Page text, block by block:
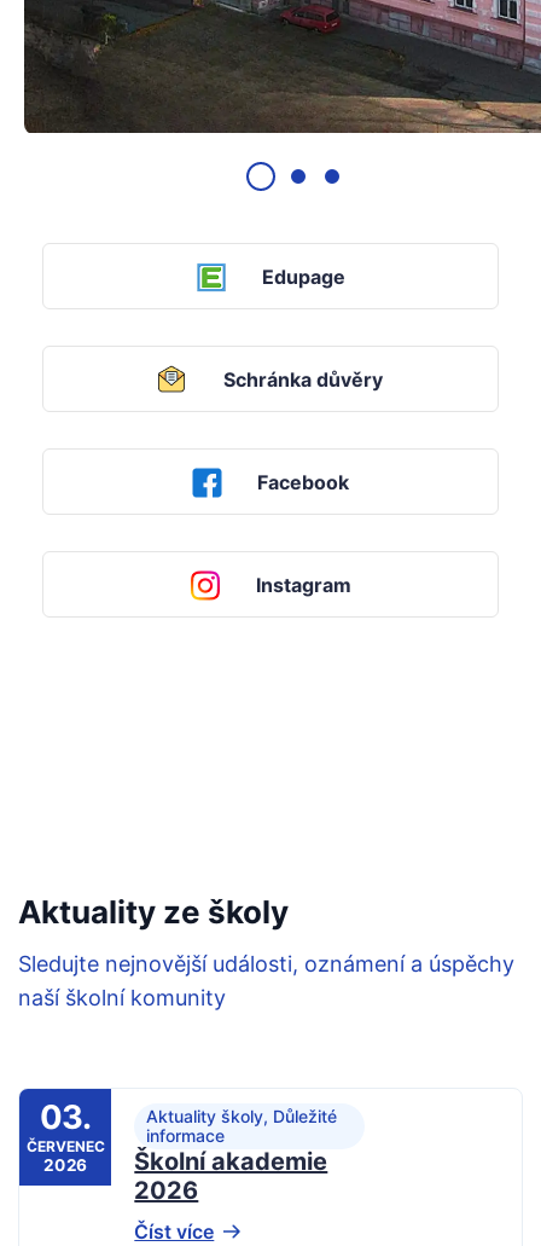
Edupage
Schránka důvěry
Facebook
Instagram
Aktuality ze školy
Sledujte nejnovější události, oznámení a úspěchy
naší školní komunity
03.
ČERVENEC
2026
Aktuality školy, Důležité
informace
Školní akademie
2026
Číst více